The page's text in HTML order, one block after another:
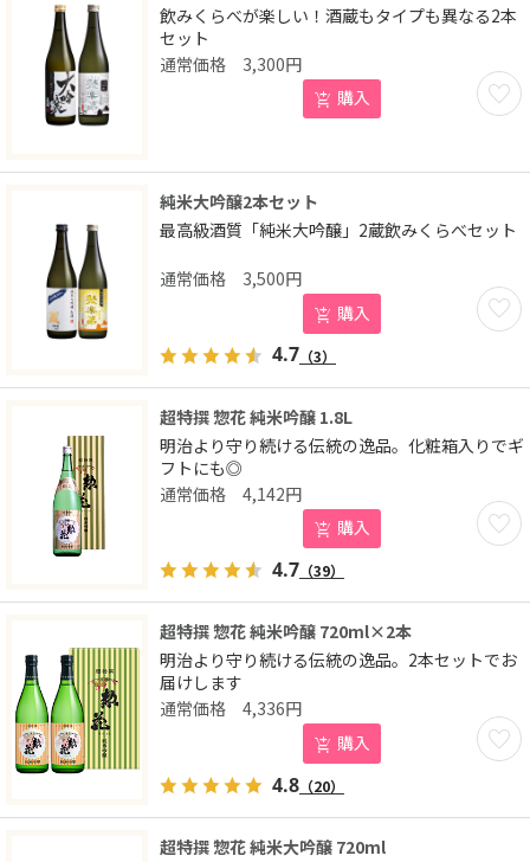
飲みくらべが楽しい！酒蔵もタイプも異なる2本
セット
お気
3,300円
購入
純米大吟醸2本セット
最高級酒質「純米大吟醸」2蔵飲みくらべセット
お気
3,500円
購入
4.7 （3）
超特撰 惣花 純米吟醸 1.8L
明治より守り続ける伝統の逸品。化粧箱入りでギ
フトにも◎
お気
4,142円
購入
4.7 （39）
超特撰 惣花 純米吟醸 720ml×2本
明治より守り続ける伝統の逸品。2本セットでお
届けします
お気
4,336円
購入
4.8 （20）
超特撰 惣花 純米大吟醸 720ml